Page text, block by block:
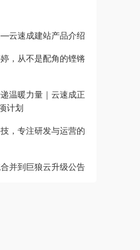
云速成建站产品介绍
，从不是配角的铿锵
温暖力量｜云速成正
计划
，专注研发与运营的
并到巨狼云升级公告